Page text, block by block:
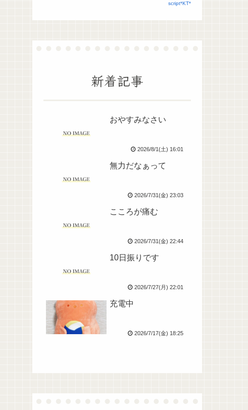
script*KT*
新着記事
おやすみなさい
2026/8/1(土) 16:01
無力だなぁって
2026/7/31(金) 23:03
こころが痛む
2026/7/31(金) 22:44
10日振りです
2026/7/27(月) 22:01
充電中
2026/7/17(金) 18:25